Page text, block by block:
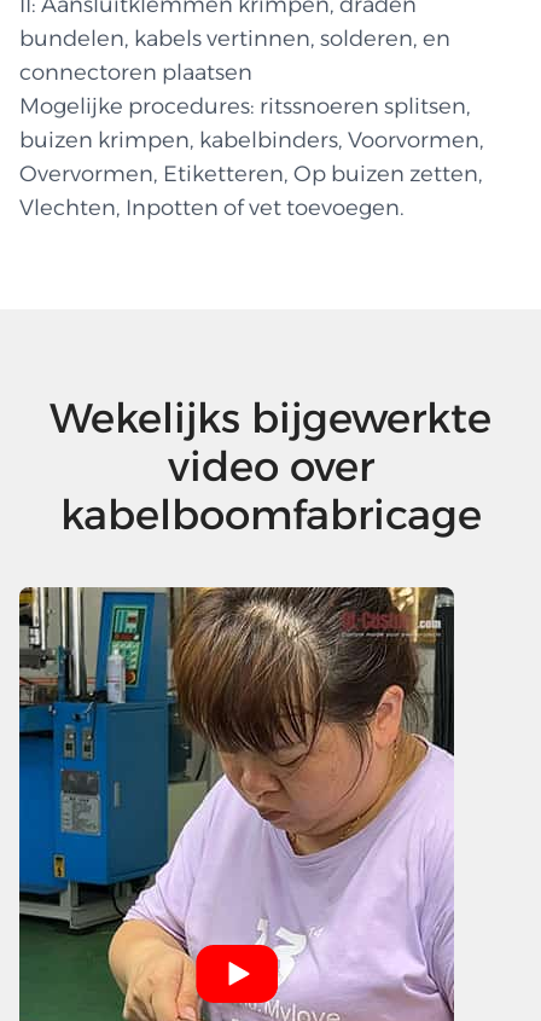
bundelen, kabels vertinnen, solderen, en
connectoren plaatsen
Mogelijke procedures: ritssnoeren splitsen,
buizen krimpen, kabelbinders, Voorvormen,
Overvormen, Etiketteren, Op buizen zetten,
Vlechten, Inpotten of vet toevoegen.
Wekelijks bijgewerkte
video over
kabelboomfabricage